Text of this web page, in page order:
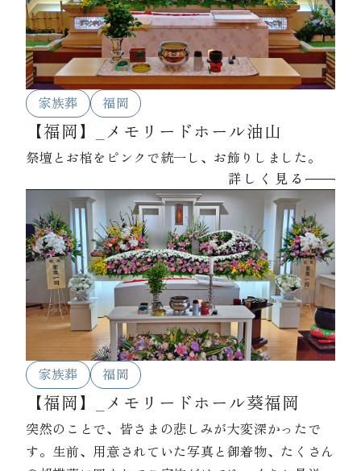
家族葬 福岡
【福岡】_メモリードホール油山
祭壇とお棺をピンクで統一し、お飾りしました。
詳しく見る
家族葬 福岡
【福岡】_メモリードホール葵福岡
突然のことで、皆さまの悲しみが大変深かったで
す。生前、用意されていた写真と御着物、たくさん